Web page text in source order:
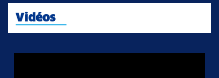
Vidéos